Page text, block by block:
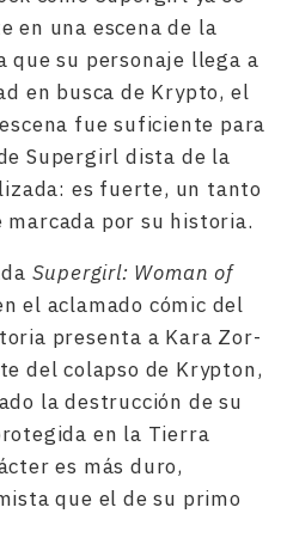
en una escena de la
que su personaje llega a
en busca de Krypto, el
fue suficiente para
Supergirl dista de la
es fuerte, un tanto
por su historia.
Supergirl: Woman of
el aclamado cómic del
presenta a Kara Zor-
del colapso de Krypton,
la destrucción de su
en la Tierra
es más duro,
que el de su primo